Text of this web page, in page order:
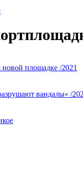
площадке /2021
вандалы» /